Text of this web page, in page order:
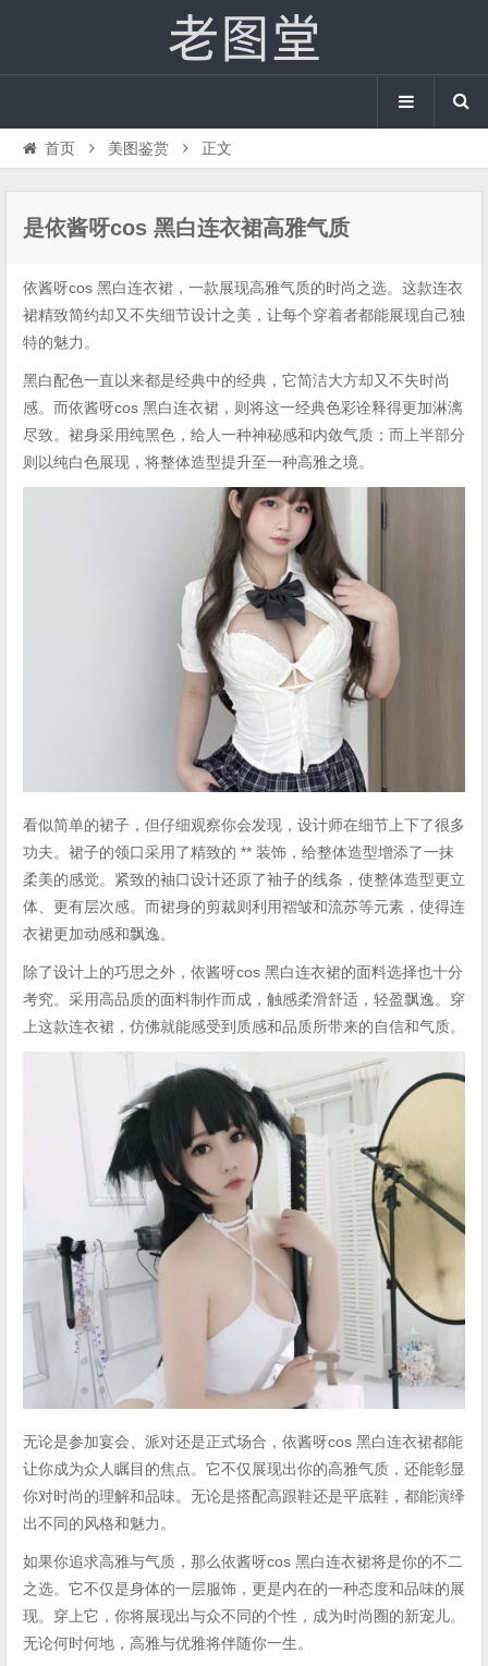
首页 美图鉴赏 正文
是依酱呀cos 黑白连衣裙高雅气质
依酱呀cos 黑白连衣裙，一款展现高雅气质的时尚之选。这款连衣
裙精致简约却又不失细节设计之美，让每个穿着者都能展现自己独
特的魅力。
黑白配色一直以来都是经典中的经典，它简洁大方却又不失时尚
感。而依酱呀cos 黑白连衣裙，则将这一经典色彩诠释得更加淋漓
尽致。裙身采用纯黑色，给人一种神秘感和内敛气质；而上半部分
则以纯白色展现，将整体造型提升至一种高雅之境。
看似简单的裙子，但仔细观察你会发现，设计师在细节上下了很多
功夫。裙子的领口采用了精致的 ** 装饰，给整体造型增添了一抹
柔美的感觉。紧致的袖口设计还原了袖子的线条，使整体造型更立
体、更有层次感。而裙身的剪裁则利用褶皱和流苏等元素，使得连
衣裙更加动感和飘逸。
除了设计上的巧思之外，依酱呀cos 黑白连衣裙的面料选择也十分
考究。采用高品质的面料制作而成，触感柔滑舒适，轻盈飘逸。穿
上这款连衣裙，仿佛就能感受到质感和品质所带来的自信和气质。
无论是参加宴会、派对还是正式场合，依酱呀cos 黑白连衣裙都能
让你成为众人瞩目的焦点。它不仅展现出你的高雅气质，还能彰显
你对时尚的理解和品味。无论是搭配高跟鞋还是平底鞋，都能演绎
出不同的风格和魅力。
如果你追求高雅与气质，那么依酱呀cos 黑白连衣裙将是你的不二
之选。它不仅是身体的一层服饰，更是内在的一种态度和品味的展
现。穿上它，你将展现出与众不同的个性，成为时尚圈的新宠儿。
无论何时何地，高雅与优雅将伴随你一生。